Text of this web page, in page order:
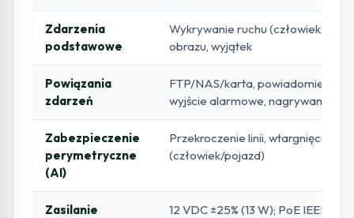
Zdarzenia
podstawowe
Wykrywanie ruchu (człowiek/
obrazu, wyjątek
Powiązania
zdarzeń
FTP/NAS/karta, powiadomienia,
wyjście alarmowe, nagrywanie,
Zabezpieczenie
perymetryczne
(AI)
Przekroczenie linii, wtargnięcie
(człowiek/pojazd)
Zasilanie 12 VDC ±25% (13 W); PoE IEEE